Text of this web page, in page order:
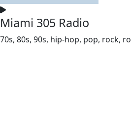
Miami 305 Radio
70s, 80s, 90s, hip-hop, pop, rock,